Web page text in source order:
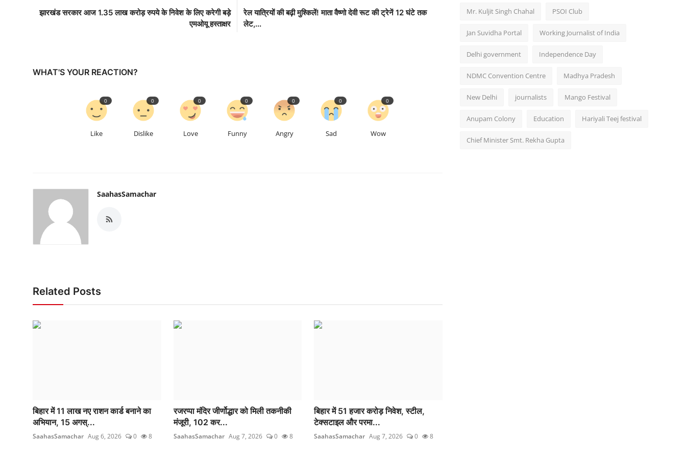
झारखंड सरकार आज 1.35 लाख करोड़ रुपये के निवेश के लिए करेगी बड़े
एमओयू हस्ताक्षर
रेल यात्रियों की बढ़ी मुश्किलें! माता वैष्णो देवी रूट की ट्रेनें 12 घंटे तक
लेट,...
WHAT'S YOUR REACTION?
Like
0
Dislike
0
Love
0
Funny
0
Angry
0
Sad
0
Wow
0
SaahasSamachar
Related Posts
बिहार में 11 लाख नए राशन कार्ड बनाने का
अभियान, 15 अगस्...
SaahasSamachar Aug 6, 2026 0 8
रजरप्पा मंदिर जीर्णोद्धार को मिली तकनीकी
मंजूरी, 102 कर...
SaahasSamachar Aug 7, 2026 0 8
बिहार में 51 हजार करोड़ निवेश, स्टील,
टेक्सटाइल और परमा...
SaahasSamachar Aug 7, 2026 0 8
Mr. Kuljit Singh Chahal PSOI Club
Jan Suvidha Portal Working Journalist of India
Delhi government Independence Day
NDMC Convention Centre Madhya Pradesh
New Delhi journalists Mango Festival
Anupam Colony Education Hariyali Teej festival
Chief Minister Smt. Rekha Gupta